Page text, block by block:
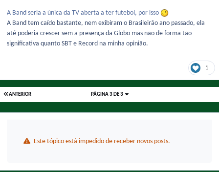
A Band seria a única da TV aberta a ter futebol, por isso
A Band tem caído bastante, nem exibiram o Brasileirão ano passado, ela
até poderia crescer sem a presença da Globo mas não de forma tão
significativa quanto SBT e Record na minha opinião.
1
ANTERIOR PÁGINA 3 DE 3
Este tópico está impedido de receber novos posts.